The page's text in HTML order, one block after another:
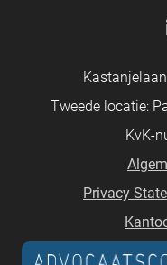
Tweede locatie:
KvK-
Privacy